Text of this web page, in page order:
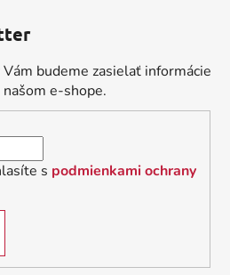
e
p
r
v
k
y
v
ý
e
budeme zasielať informácie
e-shope.
s podmienkami ochrany